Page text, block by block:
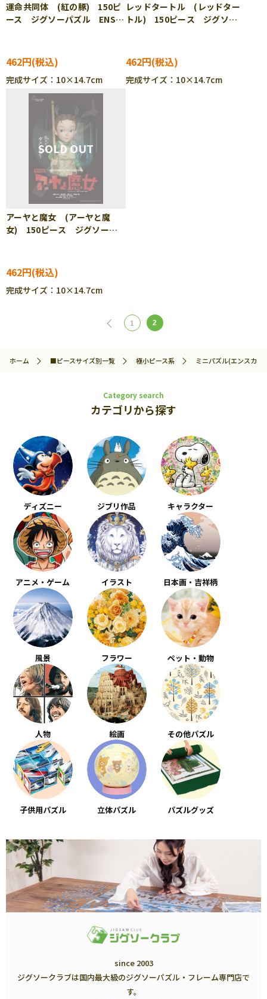
運命共同体 (紅の豚) 150ピ
ース ジグソーパズル ENS-
462円
完成サイズ：10×14.7cm
レッドタートル (レッドター
トル) 150ピース ジグソー
462円
完成サイズ：10×14.7cm
アーヤと魔女 (アーヤと魔
女) 150ピース ジグソーパ
462円
完成サイズ：10×14.7cm
1 2
ホーム ■ピースサイズ別一覧 極小ピース系 ミニパズル(エンスカイ)
Category search
カテゴリから探す
ディズニー ジブリ作品 キャラクター
アニメ・ゲーム イラスト 日本画・吉祥柄
風景 フラワー ペット・動物
人物 絵画 その他パズル
子供用パズル 立体パズル パズルグッズ
since 2003
ジグソークラブは国内最大級のジグソーパズル・フレーム専門店で
す。